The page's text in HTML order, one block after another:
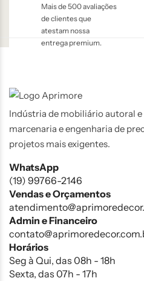
Mais de 500 avaliações
de clientes que
atestam nossa
entrega premium.
Indústria de mobiliário autoral
marcenaria e engenharia de
projetos mais exigentes.
WhatsApp
(19) 99766-2146
Vendas e Orçamentos
Admin e Financeiro
Horários
Seg à Qui, das 08h - 18h
Sexta, das 07h - 17h